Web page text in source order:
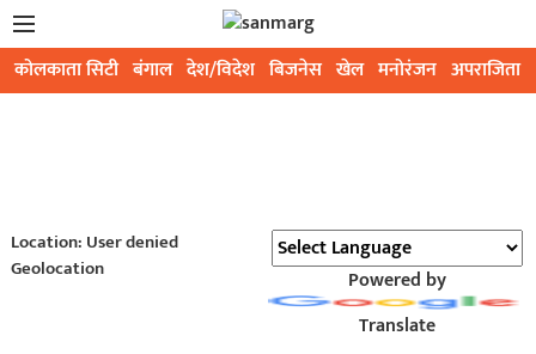
कोलकाता सिटी बंगाल देश/विदेश बिजनेस खेल मनोरंजन अपराजिता
Location: User denied
Geolocation
Powered by
Translate